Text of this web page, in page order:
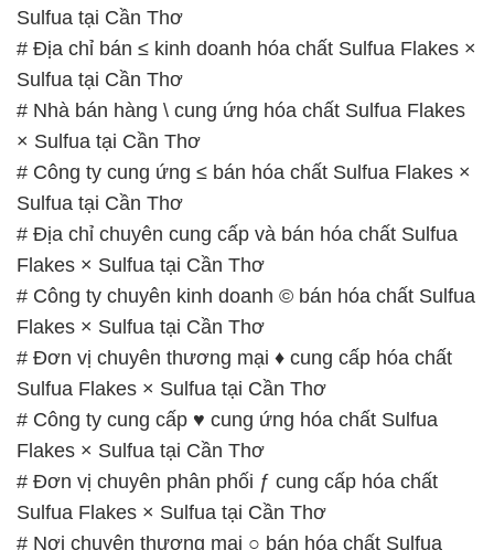
Sulfua tại Cần Thơ
# Địa chỉ bán ≤ kinh doanh hóa chất Sulfua Flakes ×
Sulfua tại Cần Thơ
# Nhà bán hàng \ cung ứng hóa chất Sulfua Flakes
× Sulfua tại Cần Thơ
# Công ty cung ứng ≤ bán hóa chất Sulfua Flakes ×
Sulfua tại Cần Thơ
# Địa chỉ chuyên cung cấp và bán hóa chất Sulfua
Flakes × Sulfua tại Cần Thơ
# Công ty chuyên kinh doanh © bán hóa chất Sulfua
Flakes × Sulfua tại Cần Thơ
# Đơn vị chuyên thương mại ♦ cung cấp hóa chất
Sulfua Flakes × Sulfua tại Cần Thơ
# Công ty cung cấp ♥ cung ứng hóa chất Sulfua
Flakes × Sulfua tại Cần Thơ
# Đơn vị chuyên phân phối ƒ cung cấp hóa chất
Sulfua Flakes × Sulfua tại Cần Thơ
# Nơi chuyên thương mại ○ bán hóa chất Sulfua